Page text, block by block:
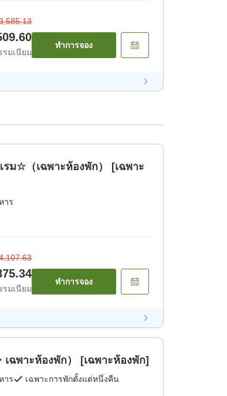
มเนียม
ทำการจอง
ม☆（เฉพาะห้องพัก） [เฉพาะ
าร
มเนียม
ทำการจอง
ฉพาะห้องพัก） [เฉพาะห้องพัก]
าร เฉพาะการพักตั้งแต่หนึ่งคืน